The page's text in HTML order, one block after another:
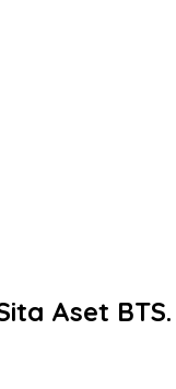
Aset BTS.